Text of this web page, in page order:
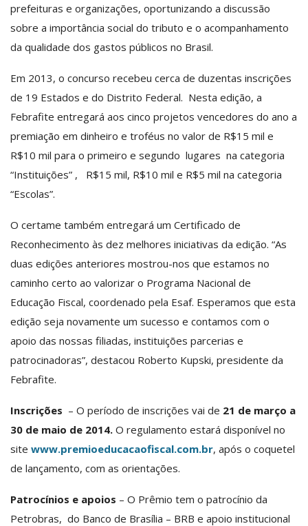
prefeituras e organizações, oportunizando a discussão
sobre a importância social do tributo e o acompanhamento
da qualidade dos gastos públicos no Brasil.
Em 2013, o concurso recebeu cerca de duzentas inscrições
de 19 Estados e do Distrito Federal. Nesta edição, a
Febrafite entregará aos cinco projetos vencedores do ano a
premiação em dinheiro e troféus no valor de R$15 mil e
R$10 mil para o primeiro e segundo lugares na categoria
“Instituições” , R$15 mil, R$10 mil e R$5 mil na categoria
“Escolas”.
O certame também entregará um Certificado de
Reconhecimento às dez melhores iniciativas da edição. “As
duas edições anteriores mostrou-nos que estamos no
caminho certo ao valorizar o Programa Nacional de
Educação Fiscal, coordenado pela Esaf. Esperamos que esta
edição seja novamente um sucesso e contamos com o
apoio das nossas filiadas, instituições parcerias e
patrocinadoras”, destacou Roberto Kupski, presidente da
Febrafite.
Inscrições – O período de inscrições vai de 21 de março a
30 de maio de 2014. O regulamento estará disponível no
site www.premioeducacaofiscal.com.br, após o coquetel
de lançamento, com as orientações.
Patrocínios e apoios – O Prêmio tem o patrocínio da
Petrobras, do Banco de Brasília – BRB e apoio institucional